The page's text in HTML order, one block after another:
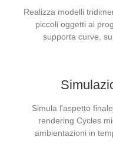
Realizza modelli
piccoli oggetti ai
supporta curve,
Simula l'aspetto
rendering Cycles
ambientazioni in